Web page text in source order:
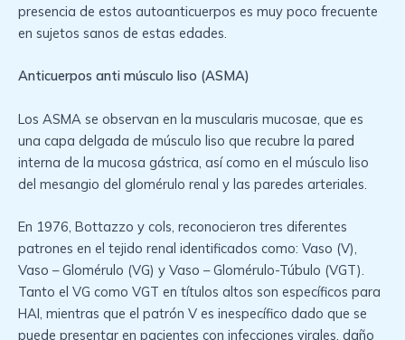
presencia de estos autoanticuerpos es muy poco frecuente
en sujetos sanos de estas edades.
Anticuerpos anti músculo liso (ASMA)
Los ASMA se observan en la muscularis mucosae, que es
una capa delgada de músculo liso que recubre la pared
interna de la mucosa gástrica, así como en el músculo liso
del mesangio del glomérulo renal y las paredes arteriales.
En 1976, Bottazzo y cols, reconocieron tres diferentes
patrones en el tejido renal identificados como: Vaso (V),
Vaso – Glomérulo (VG) y Vaso – Glomérulo-Túbulo (VGT).
Tanto el VG como VGT en títulos altos son específicos para
HAI, mientras que el patrón V es inespecífico dado que se
puede presentar en pacientes con infecciones virales, daño